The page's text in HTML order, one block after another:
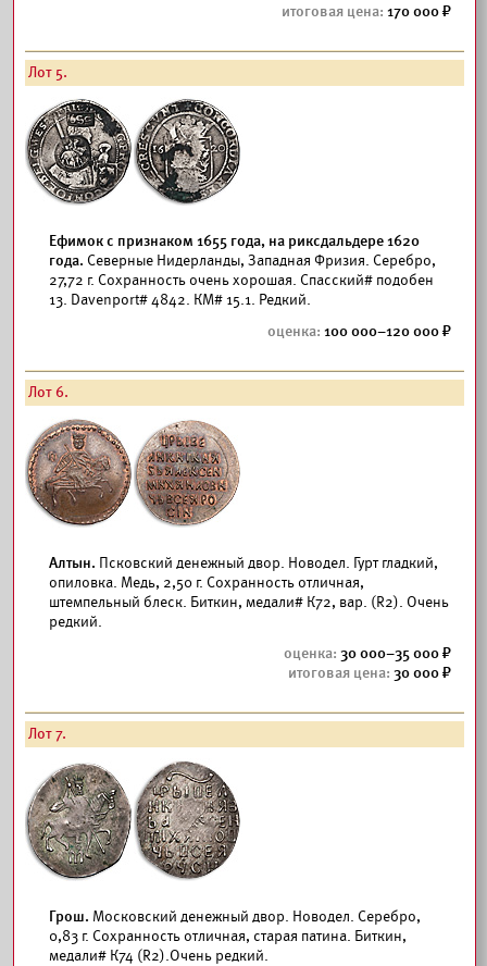
170 000
Лот 5.
Ефимок с признаком 1655 года, на риксдальдере 1620
года. Северные Нидерланды, Западная Фризия. Серебро,
27,72 г. Сохранность очень хорошая. Спасский# подобен
13. Davenport# 4842. КМ# 15.1. Редкий.
100 000–120 000
Лот 6.
Алтын. Псковский денежный двор. Новодел. Гурт гладкий,
опиловка. Медь, 2,50 г. Сохранность отличная,
штемпельный блеск. Биткин, медали# К72, вар. (R2). Очень
редкий.
30 000–35 000
30 000
Лот 7.
Грош. Московский денежный двор. Новодел. Серебро,
0,83 г. Сохранность отличная, старая патина. Биткин,
медали# К74 (R2).Очень редкий.